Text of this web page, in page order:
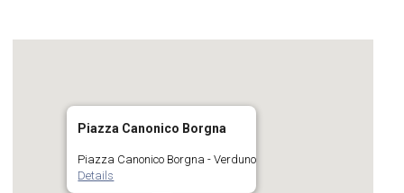
Piazza Canonico Borgna
Piazza Canonico Borgna - Verduno
Details